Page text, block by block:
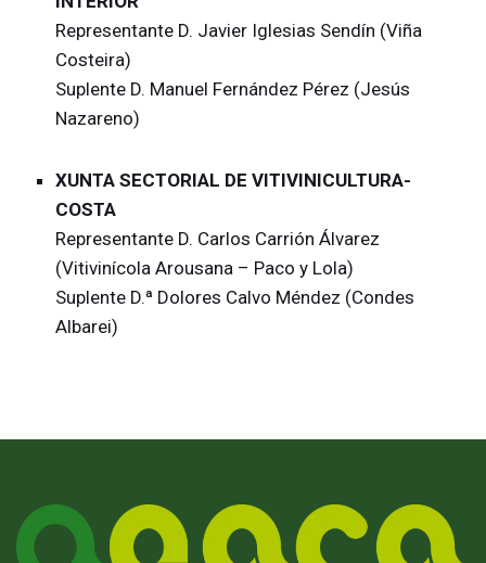
Representante D. Javier Iglesias Sendín (Viña
Costeira)
Suplente D. Manuel Fernández Pérez (Jesús
Nazareno)
XUNTA SECTORIAL DE VITIVINICULTURA-
COSTA
Representante D. Carlos Carrión Álvarez
(Vitivinícola Arousana – Paco y Lola)
Suplente D.ª Dolores Calvo Méndez (Condes
Albarei)